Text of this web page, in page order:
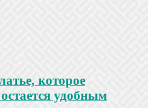
которое
удобным